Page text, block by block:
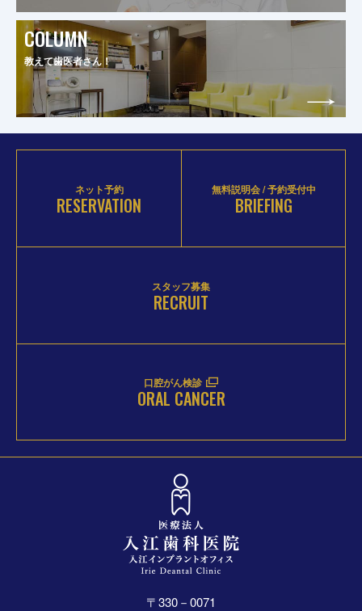
COLUMN
教えて歯医者さん！
ネット予約
RESERVATION
無料説明会 / 予約受付中
BRIEFING
スタッフ募集
RECRUIT
口腔がん検診
ORAL CANCER
〒330－0071